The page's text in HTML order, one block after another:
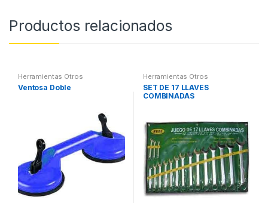
Productos relacionados
Herramientas Otros
Ventosa Doble
Herramientas Otros
SET DE 17 LLAVES
COMBINADAS